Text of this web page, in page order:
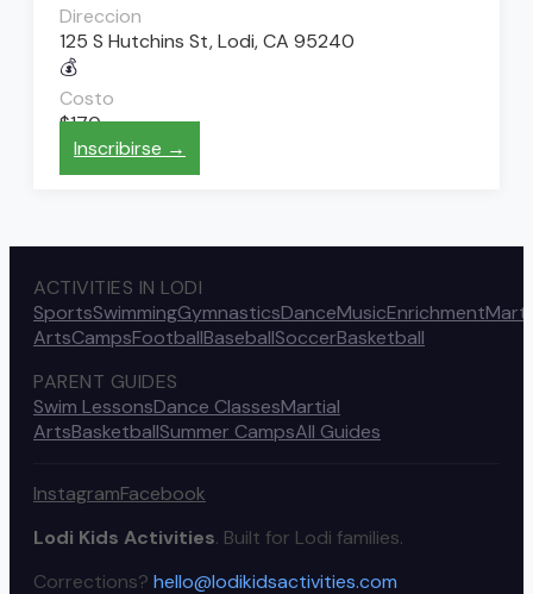
Direccion
125 S Hutchins St, Lodi, CA 95240
💰
Costo
$170
Inscribirse →
ACTIVITIES IN LODI
SportsSwimmingGymnasticsDanceMusicEnrichment
ArtsCampsFootballBaseballSoccerBasketball
PARENT GUIDES
Swim LessonsDance ClassesMartial
ArtsBasketballSummer CampsAll Guides
InstagramFacebook
Lodi Kids Activities. Built for Lodi families.
Corrections? hello@lodikidsactivities.com